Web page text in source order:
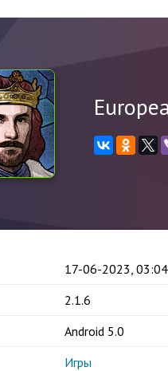
17-06-2023, 03:04
2.1.6
Android 5.0
Игры